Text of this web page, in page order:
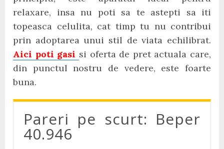
relaxare, insa nu poti sa te astepti sa iti
topeasca celulita, cat timp tu nu contribui
prin adoptarea unui stil de viata echilibrat.
Aici poti gasi si oferta de pret actuala care,
din punctul nostru de vedere, este foarte
buna.
Pareri pe scurt: Beper
40.946